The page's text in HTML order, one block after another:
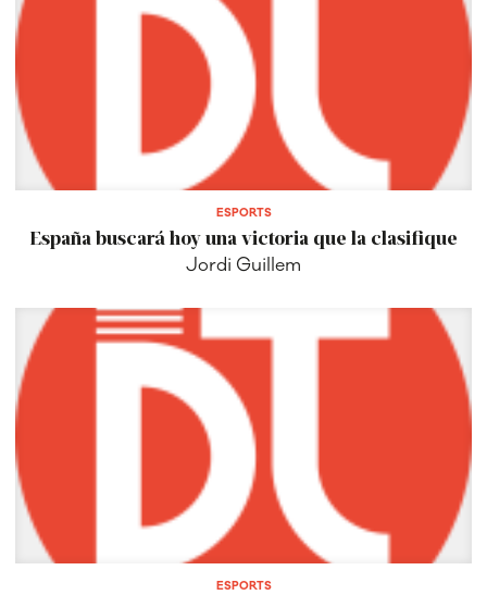
ESPORTS
España buscará hoy una victoria que la clasifique
Jordi Guillem
ESPORTS